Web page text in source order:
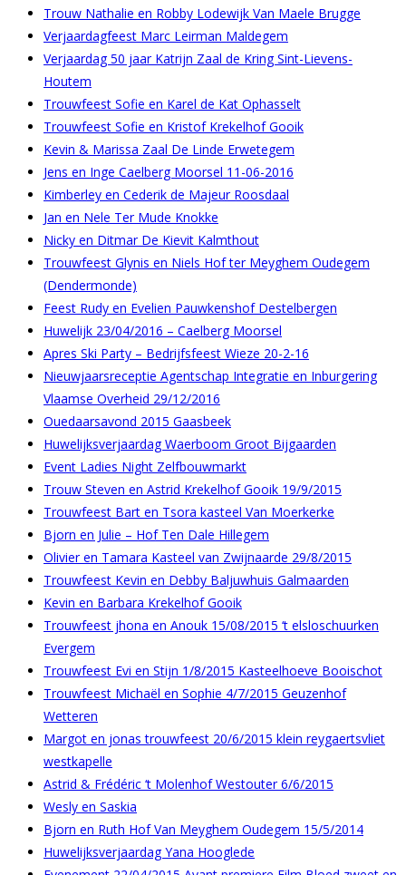
Trouw Nathalie en Robby Lodewijk Van Maele Brugge
Verjaardagfeest Marc Leirman Maldegem
Verjaardag 50 jaar Katrijn Zaal de Kring Sint-Lievens-
Houtem
Trouwfeest Sofie en Karel de Kat Ophasselt
Trouwfeest Sofie en Kristof Krekelhof Gooik
Kevin & Marissa Zaal De Linde Erwetegem
Jens en Inge Caelberg Moorsel 11-06-2016
Kimberley en Cederik de Majeur Roosdaal
Jan en Nele Ter Mude Knokke
Nicky en Ditmar De Kievit Kalmthout
Trouwfeest Glynis en Niels Hof ter Meyghem Oudegem
(Dendermonde)
Feest Rudy en Evelien Pauwkenshof Destelbergen
Huwelijk 23/04/2016 – Caelberg Moorsel
Apres Ski Party – Bedrijfsfeest Wieze 20-2-16
Nieuwjaarsreceptie Agentschap Integratie en Inburgering
Vlaamse Overheid 29/12/2016
Ouedaarsavond 2015 Gaasbeek
Huwelijksverjaardag Waerboom Groot Bijgaarden
Event Ladies Night Zelfbouwmarkt
Trouw Steven en Astrid Krekelhof Gooik 19/9/2015
Trouwfeest Bart en Tsora kasteel Van Moerkerke
Bjorn en Julie – Hof Ten Dale Hillegem
Olivier en Tamara Kasteel van Zwijnaarde 29/8/2015
Trouwfeest Kevin en Debby Baljuwhuis Galmaarden
Kevin en Barbara Krekelhof Gooik
Trouwfeest jhona en Anouk 15/08/2015 ‘t elsloschuurken
Evergem
Trouwfeest Evi en Stijn 1/8/2015 Kasteelhoeve Booischot
Trouwfeest Michaël en Sophie 4/7/2015 Geuzenhof
Wetteren
Margot en jonas trouwfeest 20/6/2015 klein reygaertsvliet
westkapelle
Astrid & Frédéric ‘t Molenhof Westouter 6/6/2015
Wesly en Saskia
Bjorn en Ruth Hof Van Meyghem Oudegem 15/5/2014
Huwelijksverjaardag Yana Hooglede